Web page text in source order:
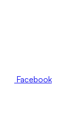
Facebook